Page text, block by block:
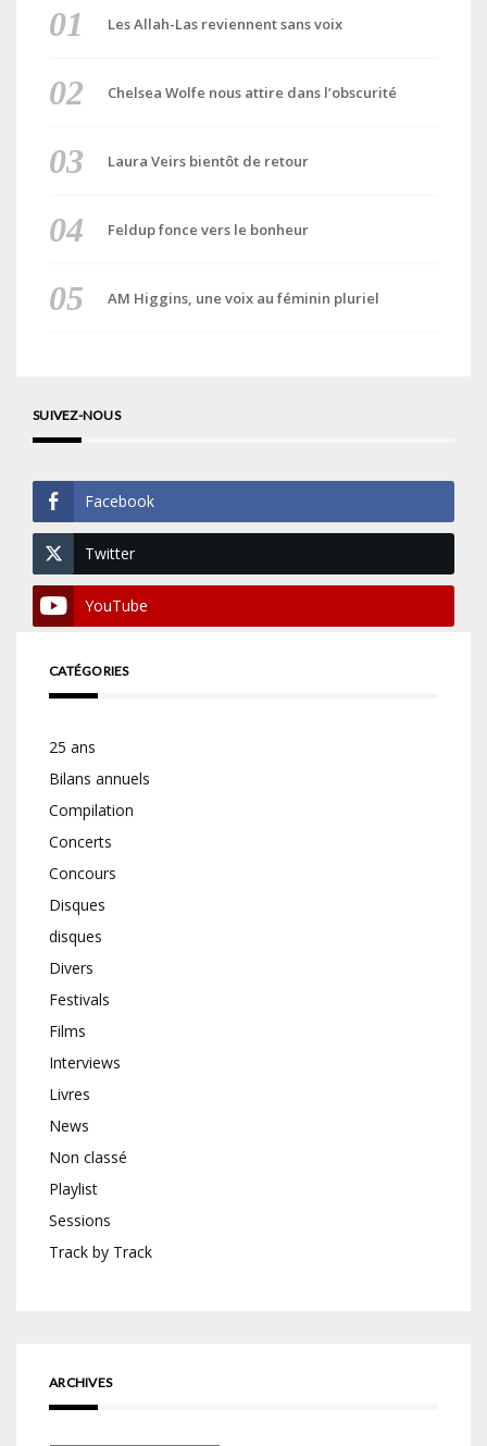
Les Allah-Las reviennent sans voix
Chelsea Wolfe nous attire dans l’obscurité
Laura Veirs bientôt de retour
Feldup fonce vers le bonheur
AM Higgins, une voix au féminin pluriel
SUIVEZ-NOUS
Facebook
Twitter
YouTube
CATÉGORIES
25 ans
Bilans annuels
Compilation
Concerts
Concours
Disques
disques
Divers
Festivals
Films
Interviews
Livres
News
Non classé
Playlist
Sessions
Track by Track
ARCHIVES